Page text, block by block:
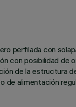
perfilada con
con posibilidad
de la
alimentación